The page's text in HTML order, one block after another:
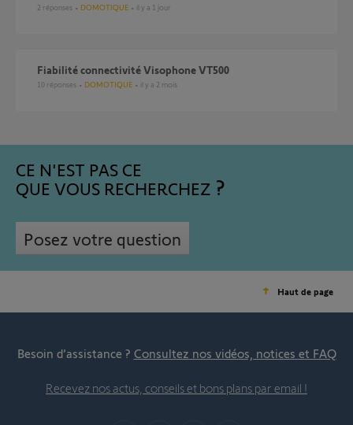
2 réponses DOMOTIQUE il y a 1 jour
Fiabilité connectivité Visophone VT500
10 réponses DOMOTIQUE il y a 2 mois
CE N'EST PAS CE
QUE VOUS RECHERCHEZ
Posez votre question
Haut de page
Besoin d’assistance ? Consultez nos vidéos, notices et FAQ
Recevez nos actus, conseils et bons plans par email !